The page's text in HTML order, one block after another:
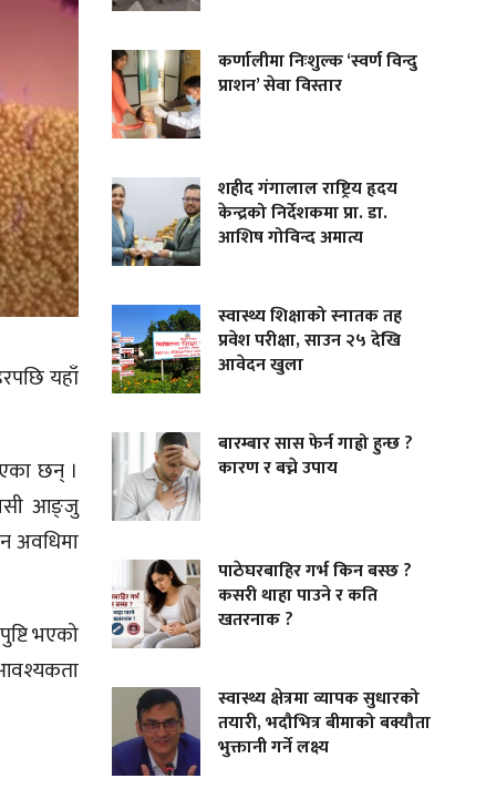
यहाँ
छन् ।
आङ्जु
अवधिमा
भएको
कर्णालीमा निःशुल्क ‘स्वर्ण विन्दु
प्राशन’ सेवा विस्तार
शहीद गंगालाल राष्ट्रिय हृदय
केन्द्रको निर्देशकमा प्रा. डा.
आशिष गोविन्द अमात्य
स्वास्थ्य शिक्षाको स्नातक तह
प्रवेश परीक्षा, साउन २५ देखि
आवेदन खुला
बारम्बार सास फेर्न गाह्रो हुन्छ ?
कारण र बच्ने उपाय
पाठेघरबाहिर गर्भ किन बस्छ ?
कसरी थाहा पाउने र कति
खतरनाक ?
स्वास्थ्य क्षेत्रमा व्यापक सुधारको
तयारी, भदौभित्र बीमाको बक्यौता
भुक्तानी गर्ने लक्ष्य